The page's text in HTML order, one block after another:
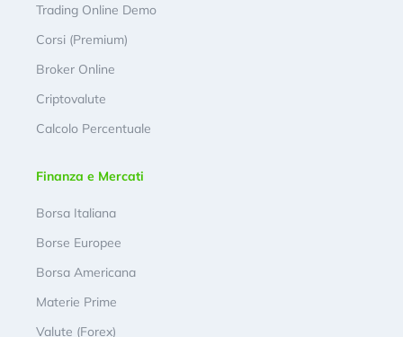
Trading Online Demo
Corsi (Premium)
Broker Online
Criptovalute
Calcolo Percentuale
Finanza e Mercati
Borsa Italiana
Borse Europee
Borsa Americana
Materie Prime
Valute (Forex)